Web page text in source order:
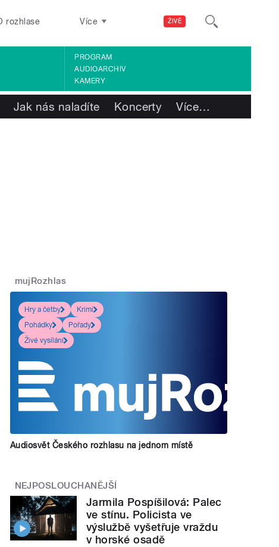
ŽIVĚ
rozhlase Více
PROGRAM
AUDIOARCHIV
KAMERY
Jak nás naladíte Koncerty Více…
mujRozhlas
Hry a četby
Krimi
Pohádky
Pořady
Živé vysílání
Audiosvět Českého rozhlasu na jednom místě
NEJPOSLOUCHANĚJŠÍ
Jarmila Pospíšilová: Palec
ve stínu. Policista ve
výslužbě vyšetřuje vraždu
v horské osadě